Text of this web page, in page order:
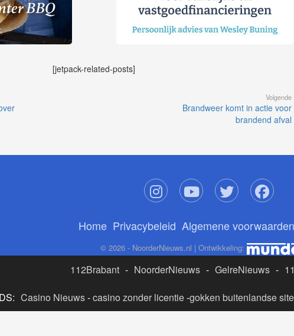
[jetpack-related-posts]
Volgende
Brandweer komt in actie voor
brandend afval
Home Privacybeleid Algemene voorwaarden
© 2026 - NoorderNieuws.nl | Ontwikkeling:
112Brabant - NoorderNieuws - GelreNieuws -
Casino Nieuws-casino zonder licentie-gokken buitenlandse site